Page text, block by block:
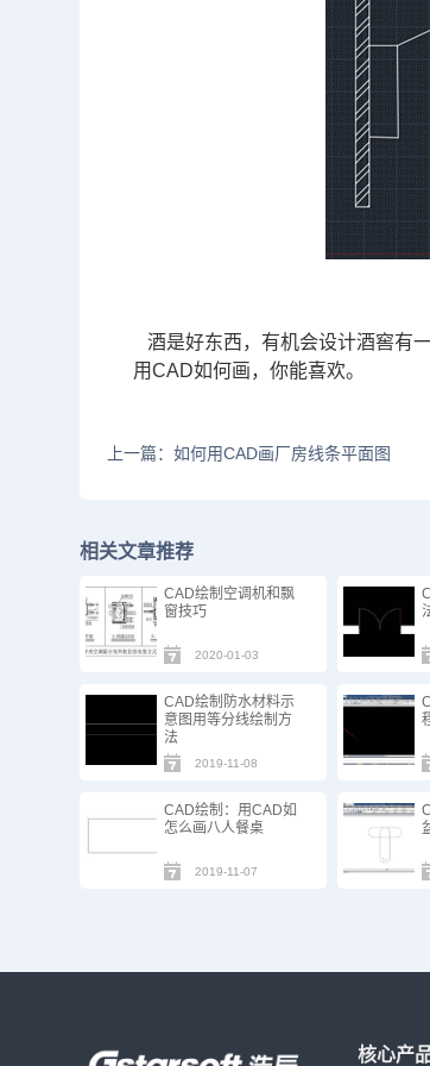
酒是好东西，有机会设计酒窖有
用CAD如何画，你能喜欢。
上一篇：如何用CAD画厂房线条平面图
相关文章推荐
CAD绘制空调机和飘
窗技巧
2020-01-03
CAD绘制防水材料示
意图用等分线绘制方
法
2019-11-08
CAD绘制：用CAD如
怎么画八人餐桌
2019-11-07
核心产